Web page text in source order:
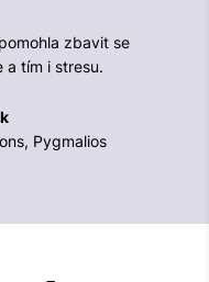
zbavit se
a tím i stresu.
Pygmalios